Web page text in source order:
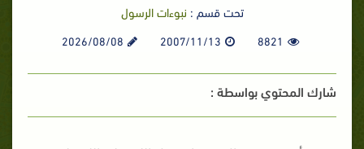
تحت قسم : نبوءات الرسول
8821
2007/11/13
2026/08/08
شارك المحتوي بواسطة :